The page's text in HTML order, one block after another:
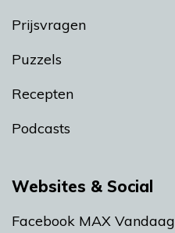
Prijsvragen
Puzzels
Recepten
Podcasts
Websites & Social
Facebook MAX Vandaag